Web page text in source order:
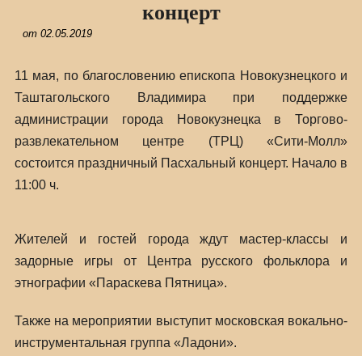
концерт
от 02.05.2019
11 мая, по благословению епископа Новокузнецкого и
Таштагольского Владимира при поддержке
администрации города Новокузнецка в Торгово-
развлекательном центре (ТРЦ) «Сити-Молл»
состоится праздничный Пасхальный концерт. Начало в
11:00 ч.
Жителей и гостей города ждут мастер-классы и
задорные игры от Центра русского фольклора и
этнографии «Параскева Пятница».
Также на мероприятии выступит московская вокально-
инструментальная группа «Ладони».